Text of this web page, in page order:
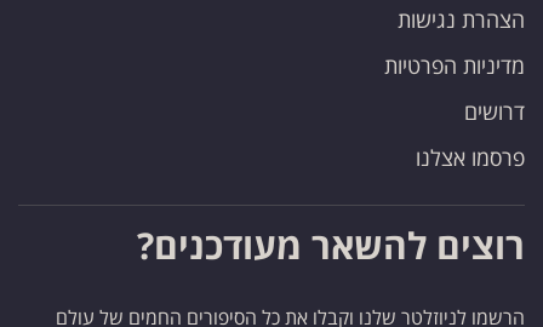
הצהרת נגישות
מדיניות הפרטיות
דרושים
פרסמו אצלנו
רוצים להשאר מעודכנים?
הרשמו לניוזלטר שלנו וקבלו את כל הסיפורים החמים של עולם